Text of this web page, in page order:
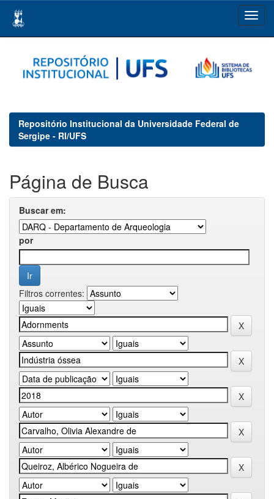
navigation
Repositório Institucional da Universidade Federal de
Sergipe - RI/UFS
Página de Busca
Buscar em:
por
Filtros correntes: